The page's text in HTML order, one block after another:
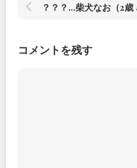
？？？…柴犬なお（2歳
コメントを残す